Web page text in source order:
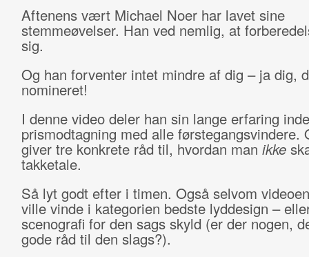
Aftenens vært Michael Noer har lavet sine
stemmeøvelser. Han ved nemlig, at
sig.
Og han forventer intet mindre af dig – ja dig,
nomineret!
I denne video deler han sin lange erfaring
prismodtagning med alle førstegangsvindere.
giver tre konkrete råd til, hvordan man ikke
takketale.
Så lyt godt efter i timen. Også selvom
ville vinde i kategorien bedste lyddesign –
scenografi for den sags skyld (er der nogen,
gode råd til den slags?).